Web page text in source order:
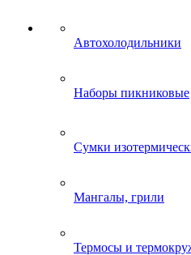
Автохолодильники
Наборы пикниковые
Сумки
Мангалы, грили
Термосы и